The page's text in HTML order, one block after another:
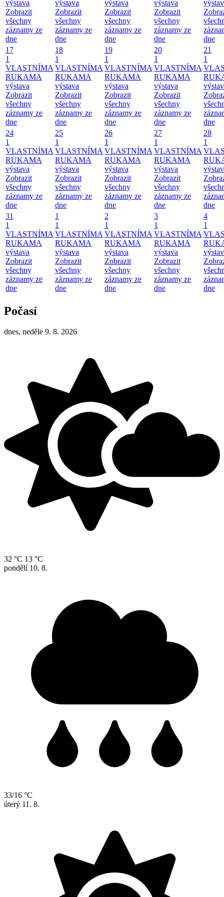
výstava
Zobrazit
všechny
záznamy ze
dne
výstava
Zobrazit
všechny
záznamy ze
dne
výstava
Zobrazit
všechny
záznamy ze
dne
výstava
Zobrazit
všechny
záznamy ze
dne
dne
17
1
VLASTNÍMA
RUKAMA
výstava
Zobrazit
všechny
záznamy ze
dne
18
1
VLASTNÍMA
RUKAMA
výstava
Zobrazit
všechny
záznamy ze
dne
19
1
VLASTNÍMA
RUKAMA
výstava
Zobrazit
všechny
záznamy ze
dne
20
1
VLASTNÍMA
RUKAMA
výstava
Zobrazit
všechny
záznamy ze
dne
21
1
dne
24
1
VLASTNÍMA
RUKAMA
výstava
Zobrazit
všechny
záznamy ze
dne
25
1
VLASTNÍMA
RUKAMA
výstava
Zobrazit
všechny
záznamy ze
dne
26
1
VLASTNÍMA
RUKAMA
výstava
Zobrazit
všechny
záznamy ze
dne
27
1
VLASTNÍMA
RUKAMA
výstava
Zobrazit
všechny
záznamy ze
dne
28
1
dne
31
1
VLASTNÍMA
RUKAMA
výstava
Zobrazit
všechny
záznamy ze
dne
1
1
VLASTNÍMA
RUKAMA
výstava
Zobrazit
všechny
záznamy ze
dne
2
1
VLASTNÍMA
RUKAMA
výstava
Zobrazit
všechny
záznamy ze
dne
3
1
VLASTNÍMA
RUKAMA
výstava
Zobrazit
všechny
záznamy ze
dne
4
1
dne
Počasí
dnes, neděle 9. 8. 2026
32 °C 13 °C
pondělí 10. 8.
33/16 °C
úterý 11. 8.